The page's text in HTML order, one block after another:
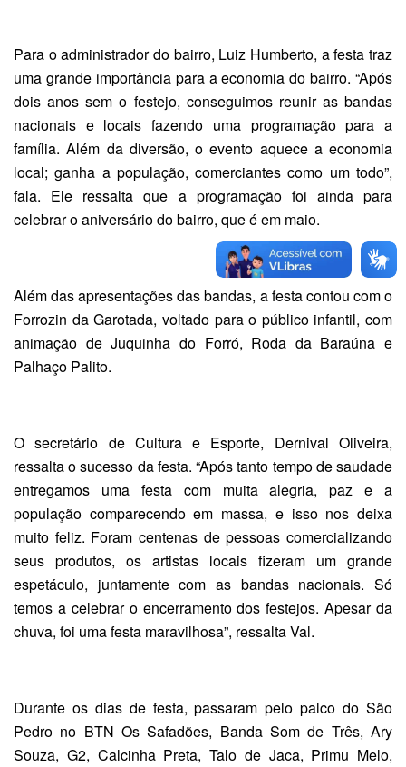
Para o administrador do bairro, Luiz Humberto, a festa traz
uma grande importância para a economia do bairro. “Após
dois anos sem o festejo, conseguimos reunir as bandas
nacionais e locais fazendo uma programação para a
família. Além da diversão, o evento aquece a economia
local; ganha a população, comerciantes como um todo”,
fala. Ele ressalta que a programação foi ainda para
celebrar o aniversário do bairro, que é em maio.
Além das apresentações das bandas, a festa contou com o
Forrozin da Garotada, voltado para o público infantil, com
animação de Juquinha do Forró, Roda da Baraúna e
Palhaço Palito.
O secretário de Cultura e Esporte, Dernival Oliveira,
ressalta o sucesso da festa. “Após tanto tempo de saudade
entregamos uma festa com muita alegria, paz e a
população comparecendo em massa, e isso nos deixa
muito feliz. Foram centenas de pessoas comercializando
seus produtos, os artistas locais fizeram um grande
espetáculo, juntamente com as bandas nacionais. Só
temos a celebrar o encerramento dos festejos. Apesar da
chuva, foi uma festa maravilhosa”, ressalta Val.
Durante os dias de festa, passaram pelo palco do São
Pedro no BTN Os Safadões, Banda Som de Três, Ary
Souza, G2, Calcinha Preta, Talo de Jaca, Primu Melo,